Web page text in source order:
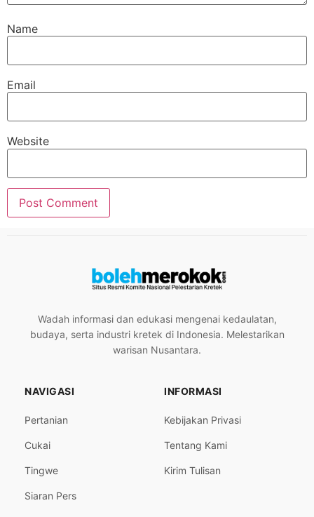
Name
Email
Website
Wadah informasi dan edukasi mengenai kedaulatan,
budaya, serta industri kretek di Indonesia. Melestarikan
warisan Nusantara.
NAVIGASI
Pertanian
Cukai
Tingwe
Siaran Pers
INFORMASI
Kebijakan Privasi
Tentang Kami
Kirim Tulisan